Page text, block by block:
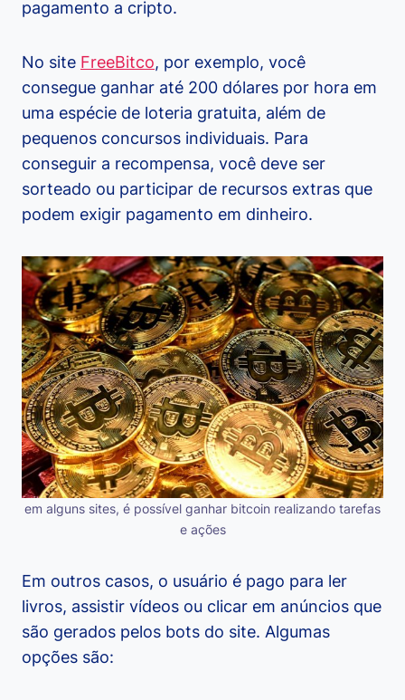
pagamento a cripto.
No site FreeBitco, por exemplo, você
consegue ganhar até 200 dólares por hora em
uma espécie de loteria gratuita, além de
pequenos concursos individuais. Para
conseguir a recompensa, você deve ser
sorteado ou participar de recursos extras que
podem exigir pagamento em dinheiro.
em alguns sites, é possível ganhar bitcoin realizando tarefas
e ações
Em outros casos, o usuário é pago para ler
livros, assistir vídeos ou clicar em anúncios que
são gerados pelos bots do site. Algumas
opções são: